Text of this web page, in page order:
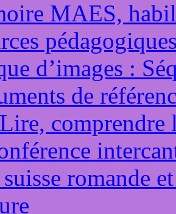
MAES,
d’images :
de
comprendre
romande